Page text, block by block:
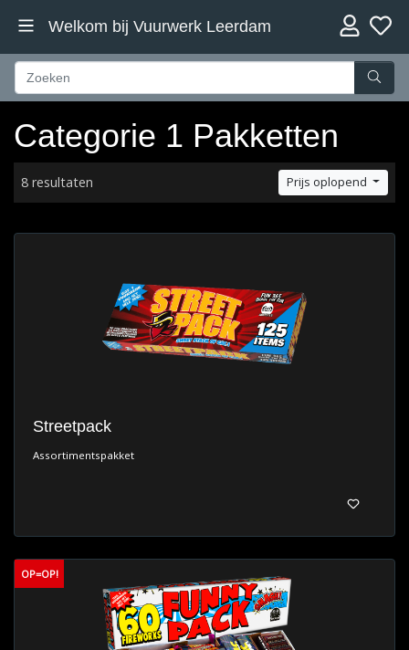
Welkom bij Vuurwerk Leerdam
Categorie 1 Pakketten
8 resultaten Prijs oplopend
Streetpack
Assortimentspakket
OP=OP!